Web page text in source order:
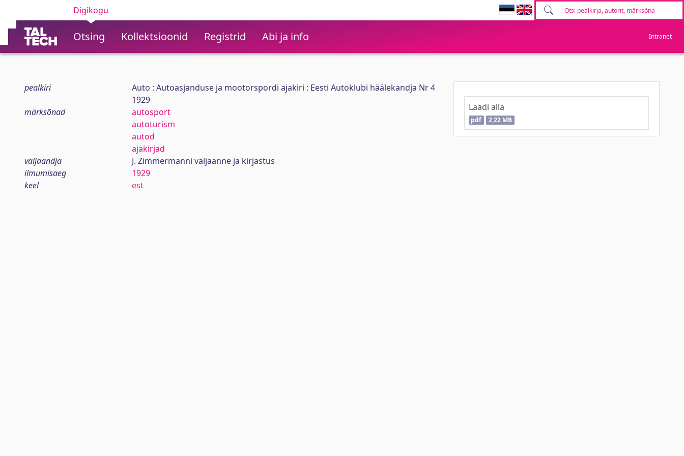
Digikogu
Otsing Kollektsioonid Registrid Abi ja info Intranet
pealkiri
Auto : Autoasjanduse ja mootorspordi ajakiri : Eesti Autoklubi häälekandja Nr 4
1929
märksõnad
autosport
autoturism
autod
ajakirjad
väljaandja
J. Zimmermanni väljaanne ja kirjastus
ilmumisaeg
1929
keel
est
Laadi alla
pdf 2,22 MB